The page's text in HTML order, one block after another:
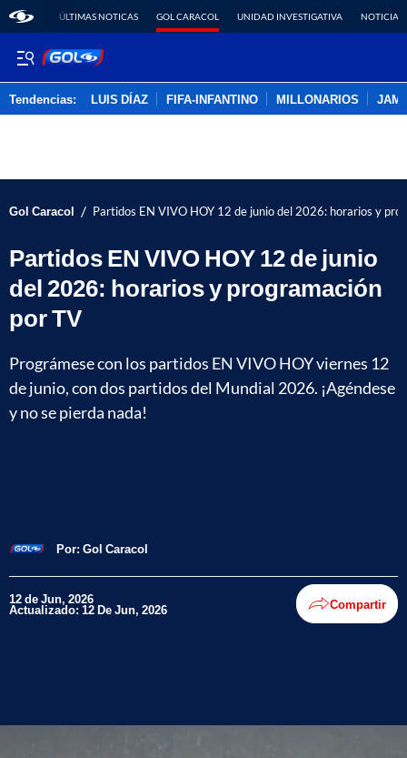
ÚLTIMAS NOTICAS GOL CARACOL UNIDAD INVESTIGATIVA NOTICIAS
Tendencias: LUIS DÍAZ FIFA-INFANTINO MILLONARIOS
Gol Caracol / Partidos EN VIVO HOY 12 de junio del 2026: horarios y
Partidos EN VIVO HOY 12 de junio
del 2026: horarios y programación
por TV
Prográmese con los partidos EN VIVO HOY viernes 12
de junio, con dos partidos del Mundial 2026. ¡Agéndese
y no se pierda nada!
Por: Gol Caracol
12 de Jun, 2026
Actualizado: 12 De Jun, 2026 Compartir